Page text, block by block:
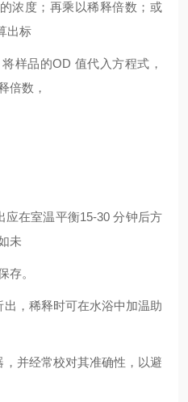
浓度；再乘以稀释倍数；或
出标
样品的OD 值代入方程式，
倍数，
应在室温平衡15-30 分钟后方
未
存。
出，稀释时可在水浴中加温助
，并经常校对其准确性，以避